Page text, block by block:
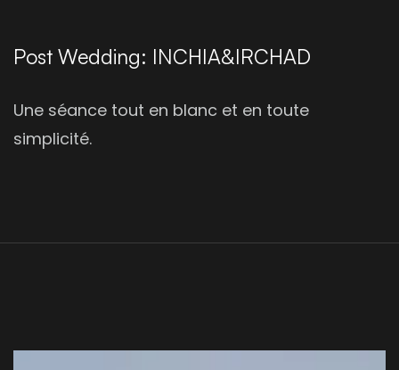
Post Wedding: INCHIA&IRCHAD
Une séance tout en blanc et en toute
simplicité.